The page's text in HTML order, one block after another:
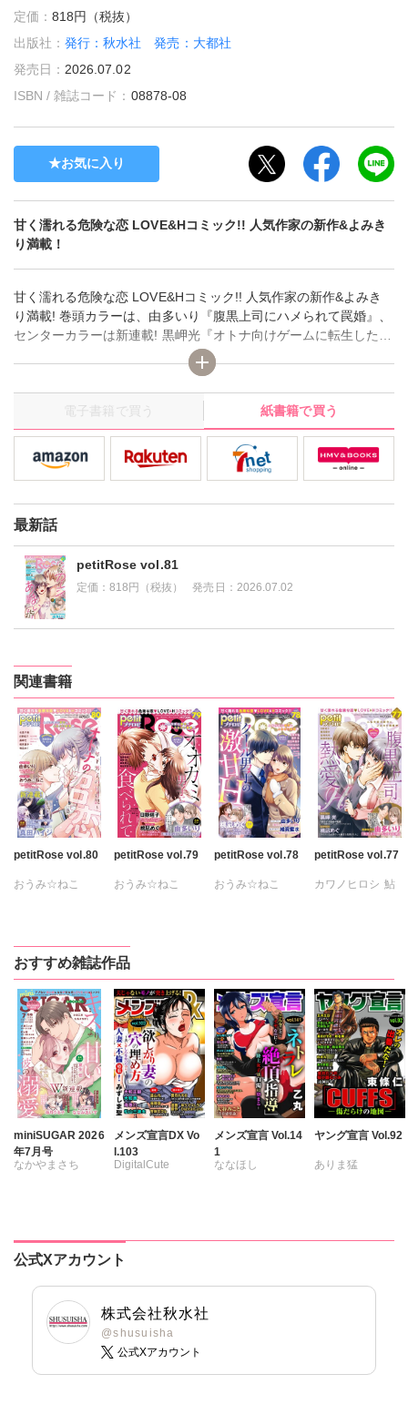
定価：818円（税抜）
出版社：発行：秋水社 発売：大都社
発売日： 2026.07.02
ISBN / 雑誌コード： 08878-08
お気に入り
甘く濡れる危険な恋 LOVE&Hコミック!! 人気作家の新作&よみき
り満載！
甘く濡れる危険な恋 LOVE&Hコミック!! 人気作家の新作&よみき
り満載! 巻頭カラーは、由多いり『腹黒上司にハメられて罠婚』、
センターカラーは新連載! 黒岬光『オトナ向けゲームに転生したの
に私だけ全くモテません！～先生の重すぎる純愛～』＆真田ハイ
ジ『囚われの公爵令嬢は怪盗とともに逃避行の旅にでます』。
電子書籍で買う 紙書籍で買う
最新話
petitRose vol.81
定価：818円（税抜） 発売日： 2026.07.02
関連書籍
petitRose vol.80
おうみ☆ねこ
佐久間薫
鯖虎クロ
真田ハイジ
桃凪めぐ
日野塔子
北里千寿
由多いり
奥原まむ
petitRose vol.79
おうみ☆ねこ
維眞蜜水
佐久間薫
坂崎未侑
鯖虎クロ
相田早智子
桃凪めぐ
日野塔子
由多いり
petitRose vol.78
おうみ☆ねこ
坂崎未侑
鯖虎クロ
相田早智子
桃凪めぐ
由多いり
松岡奈奈
petitRose vol.77
カワノヒロシ 鮎
相田早智子
桃凪めぐ
日野塔子
由多いり NUKI
おすすめ雑誌作品
miniSUGAR 2026
年7月号
なかやまさち
桐嶋ショウコ
九条タカオミ
小田三月
清水沙斗子
さくら蒼
メンズ宣言DX Vo
l.103
DigitalCute
大和香
滝恵介
葉月かずお
杏咲モラル
メンズ宣言 Vol.14
1
ななほし
葉月かずお
ヤング宣言 Vol.92
ありま猛
白虎丸 粕谷秀夫
公式Xアカウント
株式会社秋水社
@shusuisha
公式Xアカウント